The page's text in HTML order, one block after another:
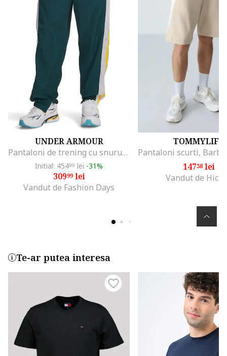
UNDER ARMOUR
Pantaloni de trening cu snururi Icon, Verde padure/Galben sofran/Alb optic
Initial: 45499 lei -31%
30999lei
Vandut de Fashion Days
TOMMYLIFE
14738lei
Vandut de
Te-ar putea interesa